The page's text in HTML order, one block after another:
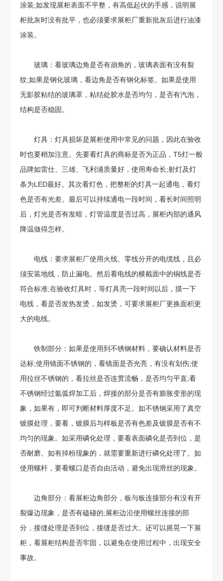
涂装;如发现展柜表面不平整，有高低起伏的手感，说明展
柜批灰时没有批平，也必须要求展柜厂重新批灰后进行油漆
涂装。
玻璃：看玻璃边角是否有崩角的，玻璃表面有没有裂
纹;如果是钢化玻璃，看边角是否有钢化标签。如果是使用
无影胶粘结的玻璃罩，粘结处胶水是否均匀，是否有汽泡，
结构是否稳固。
灯具：灯具损坏是展柜使用中常见的问题，因此在验收
时也要稍加注意。先要看灯具的商标是否为正品，T5灯一般
品牌如雷仕、三雄、飞利浦质量好，使用寿命长;射灯及灯
条为LED最好。其次看灯色，把整柜的灯具一起通电，看灯
色是否有光差。最后可以持续通电一段时间，看长时间照明
后，灯光是否有发暗，灯管温度是否过高，展柜内部的通风
降温做得怎样。
电线：要求展柜厂使用火线、零线分开的电缆线，且必
须安装地线，防止漏电。然后看电线的横截面中的铜线是否
符合标准;在验收灯具时，等灯具亮一段时间以后，摸一下
电线，看是否发热发烫，如发烫，可要求展柜厂更换面积更
大的电线。
铁制部分：如果是使用到不锈钢材料，要确认材料是否
达标;使用镜面不锈钢的，看镜面是否光亮，有没有划伤;使
用拉丝不锈钢的，看拉丝是否连贯流畅，是否均匀平直;看
不锈钢经过氩弧焊加工后，焊接的部分是否有膨胀变形的现
象，如果有，即可判断材料厚度不足。如不锈钢采用了真空
镀膜处理，要看，镀膜后与样板是否有色差及镀膜是否有不
均匀的现象。如采用磷化处理，要看表面磷化是否到位，是
否耐磨。如有掉粉现象的，就需要重新进行磷化处理了。如
使用螺杆，要看螺口是否自由活动，避免出现滑丝的现象。
边角部分：看展柜边角部分，板与板连接部分有没有开
裂爆边现象，是否有磕碰的;展柜边沿使用螺丝连接的部
分，接缝处理是否到位，接缝是否过大。还可以摇晃一下展
柜，看展柜结构是否牢固，以避免在使用过程中，出现安全
事故。